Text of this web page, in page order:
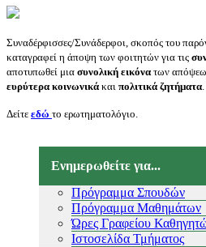
Συναδέρφισσες/Συνάδερφοι, σκοπός του
καταγραφεί η άποψη των φοιτητών για τις
αποτυπωθεί μια συνολική εικόνα των
ευρύτερα κοινωνικά και πολιτικά ζητήματα.
Δείτε εδώ το ερωτηματολόγιο.
Ενημερωθείτε για...
Πρόγραμμα Σπουδών
Πρόγραμμα Μαθημάτων
Ώρες Γραφείου
Ιστοσελίδα Τμήματος